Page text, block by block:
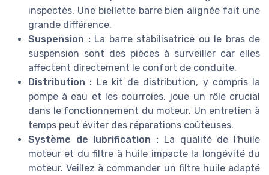
inspectés. Une biellette barre bien alignée fait une
grande différence.
Suspension :La barre stabilisatrice ou le bras de
suspension sont des pièces à surveiller car elles
affectent directement le confort de conduite.
Distribution : Le kit de distribution, y compris la
pompe à eau et les courroies, joue un rôle crucial
dans le fonctionnement du moteur. Un entretien à
temps peut éviter des réparations coûteuses.
Système de lubrification : La qualité de l'huile
moteur et du filtre à huile impacte la longévité du
moteur. Veillez à commander un filtre huile adapté